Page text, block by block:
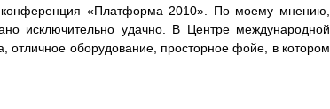
«Платформа 2010». По моему мнению,
исключительно удачно. В Центре международной
отличное оборудование, просторное фойе, в котором